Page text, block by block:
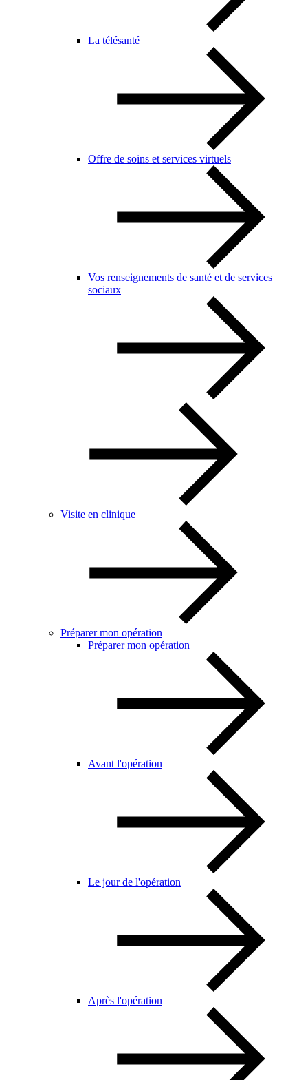
La télésanté
Offre de soins et services virtuels
Vos renseignements de santé et de services
sociaux
Visite en clinique
Préparer mon opération
Préparer mon opération
Avant l'opération
Le jour de l'opération
Après l'opération